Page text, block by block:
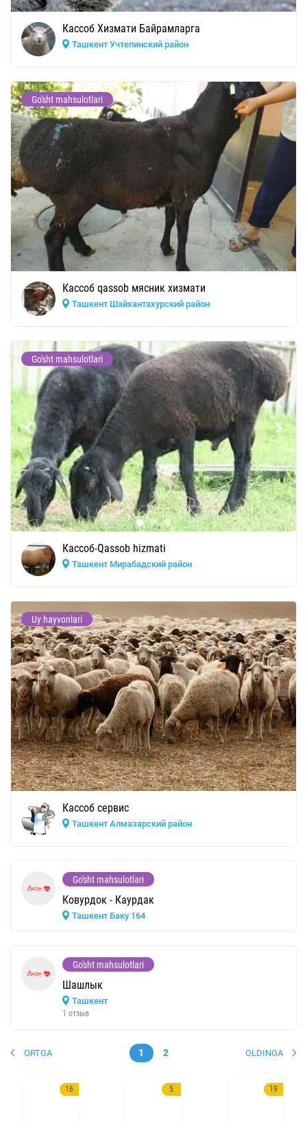
Кассоб Хизмати Байрамларга
Ташкент Учтепинский район
Go'sht mahsulotlari
Кассоб qassob мясник хизмати
Ташкент Шайхантахурский район
Go'sht mahsulotlari
Кассоб-Qassob hizmati
Ташкент Мирабадский район
Uy hayvonlari
Кассоб сервис
Ташкент Алмазарский район
Go'sht mahsulotlari
Ковурдок - Каурдак
Ташкент Баку 164
Go'sht mahsulotlari
Шашлык
Ташкент
1 отзыв
ORTGA 1 2 OLDINGA
16 5 19